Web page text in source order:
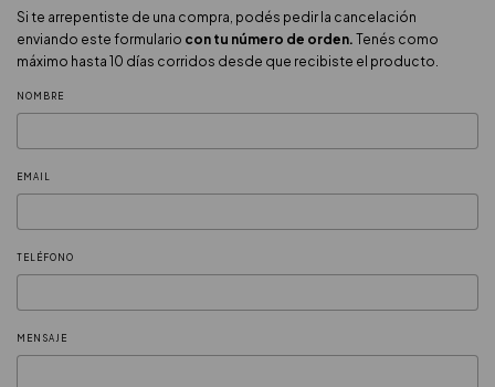
Si te arrepentiste de una compra, podés pedir la cancelación
enviando este formulario con tu número de orden. Tenés como
máximo hasta 10 días corridos desde que recibiste el producto.
NOMBRE
EMAIL
TELÉFONO
MENSAJE